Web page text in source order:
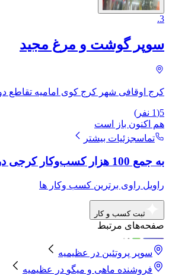
3
.
سوپر گوشت و مرغ مجید
کرج اوقافی شهر کرج کوی امامیه تقاطع
5
(
1 نفر)
هم اکنون باز است
تماسجزئیات بیشتر
به جمع 100 هزار کسب‌وکار کرجی در راویل بپیوندید
راویل راوی برترین کسب وکار ها
ثبت کسب و کار
صفحه‌های مرتبط
سوپر پروتئین در
عظیمیه
فروشنده ماهی و میگو در
عظیمیه